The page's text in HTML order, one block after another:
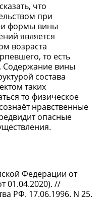
что
при
формы вины
является
возраста
то есть
Содержание вины
состава
таких
то физическое
нравственные
опасные
Федерации от
01.04.2020). //
РФ. 17.06.1996. N 25.